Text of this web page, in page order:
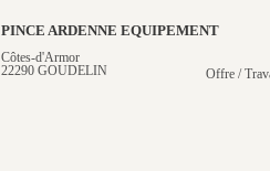
PINCE ARDENNE EQUIPEMENT
Côtes-d'Armor
22290 GOUDELIN
Offre /